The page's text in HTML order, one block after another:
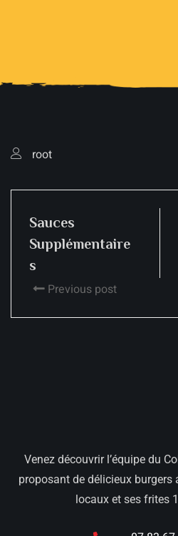
root
Sauces
Supplémentaire
s
Previous post
Venez découvrir l’équipe du
proposant de délicieux
locaux et ses frites